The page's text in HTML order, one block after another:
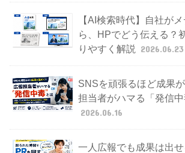
【AI検索時代】自社が
ら、HPでどう伝える？
りやすく解説
2026.06.23
SNSを頑張るほど成果
担当者がハマる「発信
2026.06.16
一人広報でも成果は出